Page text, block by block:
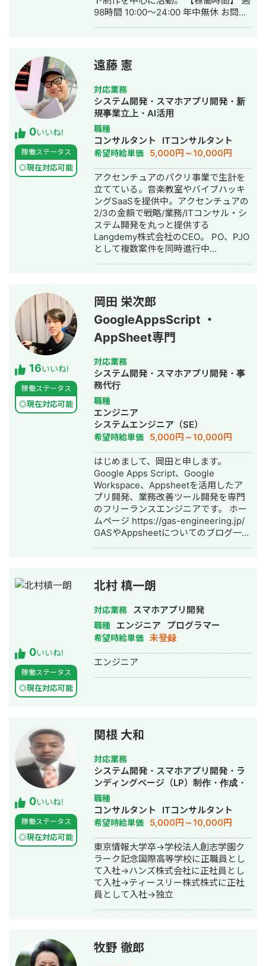
98時間 10:00～24:00 年中無休 お問い
0いいね!
稼働ステータス
◎現在対応可能
遠藤 憲
対応業務
システム開発・スマホアプリ開発・新
規事業立上・AI活用
職種
コンサルタント ITコンサルタント
希望時給単価 5,000円～10,000円
アクセンチュアのパクリ事業で生計を
立てている。音楽教室やバイブハッキ
ングSaaSを提供中。アクセンチュアの
2/3の金額で戦略/業務/ITコンサル・シ
ステム開発を丸っと提供する
Langdemy株式会社のCEO。 PO、PJO
として複数案件を同時進行中
16いいね!
稼働ステータス
◎現在対応可能
岡田 栄次郎
GoogleAppsScript ・
AppSheet専門
対応業務
システム開発・スマホアプリ開発・事
務代行
職種
エンジニア
システムエンジニア（SE）
希望時給単価 5,000円～10,000円
はじめまして、岡田と申します。
Google Apps Script、Google
Workspace、Appsheetを活用したア
プリ開発、業務改善ツール開発を専門
のフリーランスエンジニアです。 ホー
ムページ https://gas-engineering.jp/
GASやAppsheetについてのブログ一覧
Googleのサービスを使ったら、どんな
感じに開発できるのかイメージが湧か
ないという方も大歓迎！ フワッとした
イメージでも良いので「こんなことを
したい」という内容を伝えて頂けれ
ば、その内容を実現するための方法を
具体的に提案させて頂きます。 一度ビ
デオ会議でお話してみませんか？もち
ろん無料です。 【Google Apps
GASによる開発は、長期的にみて非常
Google WorkSpaceを元に開発するの
で、作業量が少なく済み、その分コス
トを抑えることができます。 ★他の
Googleサービスとの連携ができるので
自由度が高い Google WorkSpace間の
連携ができるので、用途に合わせて自
由度高くシステムを作ることができま
す。 GAS、Appsheetの経験が豊富な
私に開発をお任せ頂ければ、御社の業
務の効率化に貢献することが可能で
す。是非宜しくお願い致します。 【無
料ヒアリング】 ★無料ヒアリング予約
フォーム★
https://forms.gle/f7DVaUkwYAMdyMxf7
0いいね!
稼働ステータス
◎現在対応可能
北村 槙一朗
対応業務 スマホアプリ開発
職種 エンジニア プログラマー
希望時給単価 未登録
エンジニア
0いいね!
稼働ステータス
◎現在対応可能
関根 大和
対応業務
システム開発・スマホアプリ開発・ラ
ンディングページ（LP）制作・作成・
ECサイト構築・ネットショップ作成代
行・キャスティング・ホームページ制
作・作成・AI活用
職種
コンサルタント ITコンサルタント
希望時給単価 5,000円～10,000円
東京情報大学卒→学校法人創志学園ク
ラーク記念国際高等学校に正職員とし
て入社→ハンズ株式会社に正社員とし
て入社→ティースリー株式株式に正社
員として入社→独立
牧野 徹郎